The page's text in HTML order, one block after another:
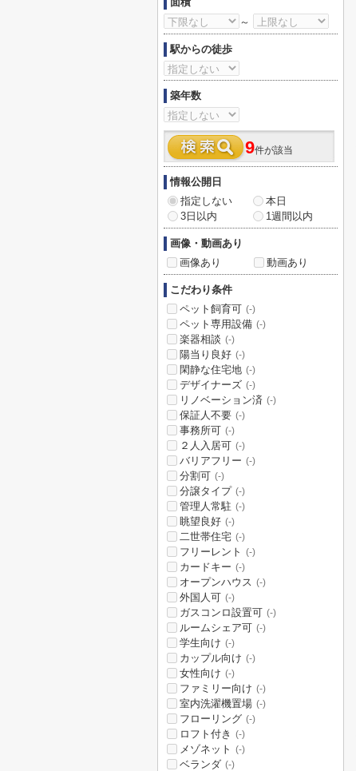
～
駅からの徒歩
築年数
9件が該当
情報公開日
指定しない
本日
3日以内
1週間以内
画像・動画あり
画像あり
動画あり
こだわり条件
ペット飼育可 (-)
ペット専用設備 (-)
楽器相談 (-)
陽当り良好 (-)
閑静な住宅地 (-)
デザイナーズ (-)
リノベーション済 (-)
保証人不要 (-)
事務所可 (-)
２人入居可 (-)
バリアフリー (-)
分割可 (-)
分譲タイプ (-)
管理人常駐 (-)
眺望良好 (-)
二世帯住宅 (-)
フリーレント (-)
カードキー (-)
オープンハウス (-)
外国人可 (-)
ガスコンロ設置可 (-)
ルームシェア可 (-)
学生向け (-)
カップル向け (-)
女性向け (-)
ファミリー向け (-)
室内洗濯機置場 (-)
フローリング (-)
ロフト付き (-)
メゾネット (-)
ベランダ (-)